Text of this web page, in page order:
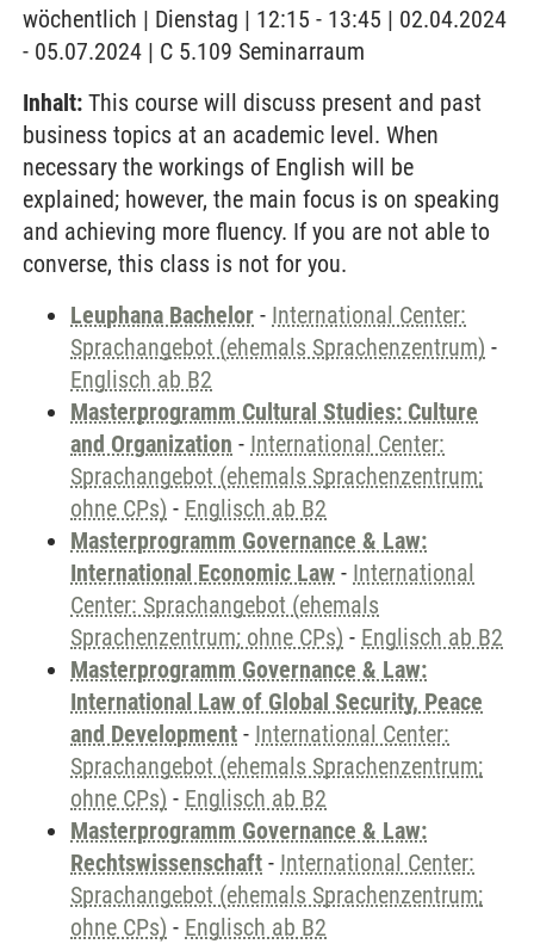
wöchentlich | Dienstag | 12:15 - 13:45 | 02.04.2024
- 05.07.2024 | C 5.109 Seminarraum
Inhalt: This course will discuss present and past
business topics at an academic level. When
necessary the workings of English will be
explained; however, the main focus is on speaking
and achieving more fluency. If you are not able to
converse, this class is not for you.
Leuphana Bachelor - International Center:
Sprachangebot (ehemals Sprachenzentrum) -
Englisch ab B2
Masterprogramm Cultural Studies: Culture
and Organization - International Center:
Sprachangebot (ehemals Sprachenzentrum;
ohne CPs) - Englisch ab B2
Masterprogramm Governance & Law:
International Economic Law - International
Center: Sprachangebot (ehemals
Sprachenzentrum; ohne CPs) - Englisch ab B2
Masterprogramm Governance & Law:
International Law of Global Security, Peace
and Development - International Center:
Sprachangebot (ehemals Sprachenzentrum;
ohne CPs) - Englisch ab B2
Masterprogramm Governance & Law:
Rechtswissenschaft - International Center:
Sprachangebot (ehemals Sprachenzentrum;
ohne CPs) - Englisch ab B2